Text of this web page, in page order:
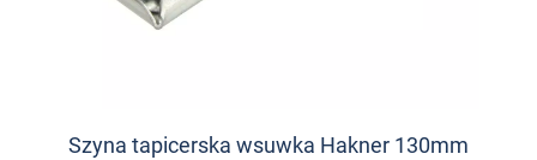
Szyna tapicerska wsuwka Hakner 130mm